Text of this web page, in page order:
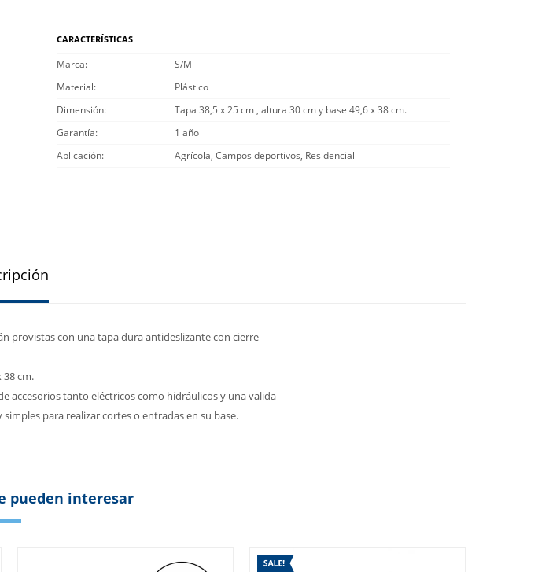
CARACTERÍSTICAS
Marca
S/M
Material
Plástico
Dimensión
Tapa 38,5 x 25 cm , altura 30 cm y base 49,6 x 38 cm.
Garantía
1 año
Aplicación
Agrícola, Campos deportivos, Residencial
provistas con una tapa dura antideslizante con cierre
38 cm.
accesorios tanto eléctricos como hidráulicos y una valida
para realizar cortes o entradas en su base.
pueden interesar